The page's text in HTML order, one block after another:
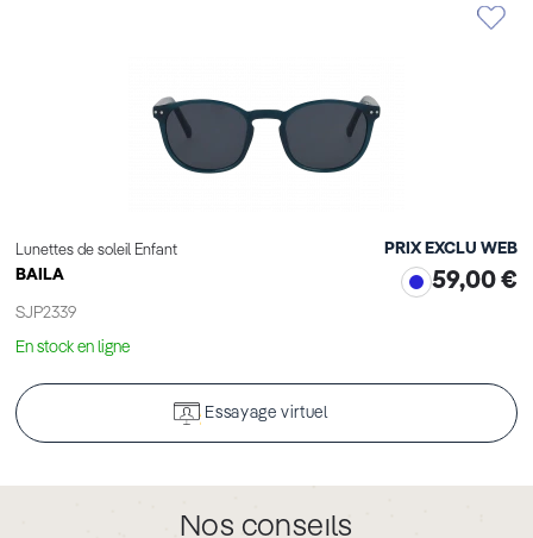
Lunettes de soleil Enfant
BAILA
SJP2339
PRIX EXCLU WEB
59,00 €
En stock en ligne
Essayage virtuel
Nos conseils